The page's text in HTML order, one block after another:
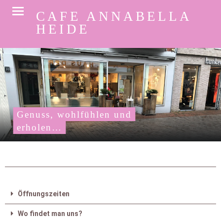
CAFE ANNABELLA
HEIDE
Genuss, wohlfühlen und erholen…
Genuss, wohlfühlen und
erholen…
Öffnungszeiten
Wo findet man uns?